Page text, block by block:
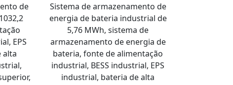
de
EPS
alta
Sistema de armazenamento de
energia de bateria industrial de
5,76 MWh, sistema de
armazenamento de energia de
bateria, fonte de alimentação
industrial, BESS industrial, EPS
industrial, bateria de alta